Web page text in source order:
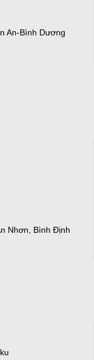
An-Bình Dương
Nhơn, Bình Định